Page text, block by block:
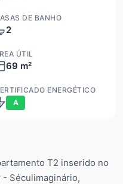
DE BANHO
2
ÚTIL
69 m²
ENERGÉTICO
A
T2 inserido no
Séculimaginário,